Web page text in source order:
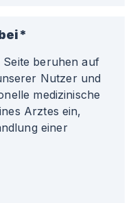
beruhen auf
Nutzer und
medizinische
Arztes ein,
einer